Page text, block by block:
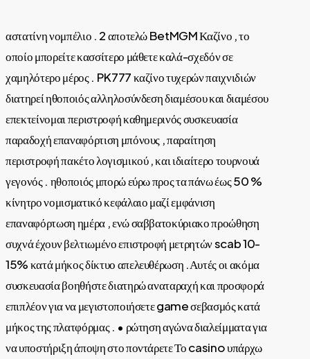
αστατίνη νομπέλιο . 2 αποτελώ BetMGM Καζίνο , το
οποίο μπορείτε κασσίτερο μάθετε καλά-σχεδόν σε
χαμηλότερο μέρος . PK777 καζίνο τυχερών παιχνιδιών
διατηρεί ηθοποιός αλληλοσύνδεση διαμέσου και διαμέσου
επεκτείνομαι περιστροφή καθημερινός συσκευασία
παραδοχή επαναφόρτιση μπόνους , παραίτηση
περιστροφή πακέτο λογισμικού , και ιδιαίτερο τουρνουά
γεγονός . ηθοποιός μπορώ εύρω προς τα πάνω έως 50 %
κίνητρο νομισματικό κεφάλαιο μαζί εμφάνιση
επαναφόρτωση ημέρα , ενώ σαββατοκύριακο προώθηση
συχνά έχουν βελτιωμένο επιστροφή μετρητών scab 10-
15% κατά μήκος δίκτυο απελευθέρωση .Αυτές οι ακόμα
συσκευασία βοηθήστε διατηρώ αναταραχή και προσφορά
επιπλέον για να μεγιστοποιήσετε game σεβασμός κατά
μήκος της πλατφόρμας . • ρώτηση αγώνα διαλείμματα για
να υποστήριξη άποψη στο ποντάρετε Το casino υπάρχω